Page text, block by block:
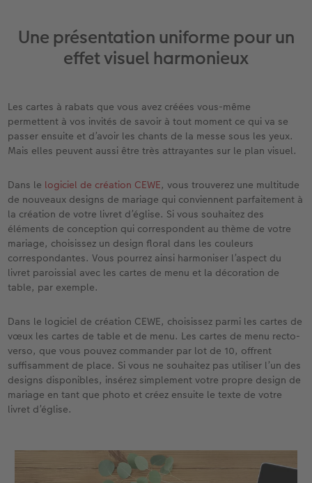
Accessoires
Une présentation uniforme pour un
effet visuel harmonieux
Les cartes à rabats que vous avez créées vous-même
permettent à vos invités de savoir à tout moment ce qui va se
passer ensuite et d’avoir les chants de la messe sous les yeux.
Mais elles peuvent aussi être très attrayantes sur le plan visuel.
Dans le logiciel de création CEWE, vous trouverez une multitude
de nouveaux designs de mariage qui conviennent parfaitement à
la création de votre livret d’église. Si vous souhaitez des
éléments de conception qui correspondent au thème de votre
mariage, choisissez un design floral dans les couleurs
correspondantes. Vous pourrez ainsi harmoniser l’aspect du
livret paroissial avec les cartes de menu et la décoration de
table, par exemple.
Dans le logiciel de création CEWE, choisissez parmi les cartes de
vœux les cartes de table et de menu. Les cartes de menu recto-
verso, que vous pouvez commander par lot de 10, offrent
suffisamment de place. Si vous ne souhaitez pas utiliser l’un des
designs disponibles, insérez simplement votre propre design de
mariage en tant que photo et créez ensuite le texte de votre
livret d’église.